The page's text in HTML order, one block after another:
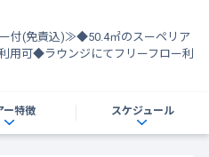
ー付(免責込)≫◆50.4㎡のスーペリア
用可◆ラウンジにてフリーフロー利
ー特徴 スケジュール